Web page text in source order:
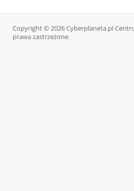
Copyright © 2026 Cyberplaneta.pl
prawa zastrzeżone.